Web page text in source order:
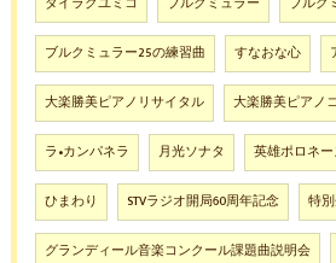
ブルクミュラー25の練習曲 すなおな心
大楽勝美ピアノリサイタル 大楽勝美ピアノ
ラ•カンパネラ 月光ソナタ 英雄ポロネ
ひまわり STVラジオ開局60周年記念 特
グランディール音楽コンクール課題曲説明会